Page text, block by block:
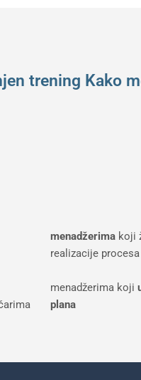
trening Kako
menadžerima koji
realizacije
menadžerima koji
plana